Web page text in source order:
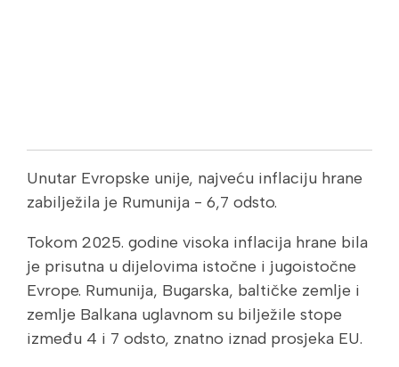
Unutar Evropske unije, najveću inflaciju hrane
zabilježila je Rumunija - 6,7 odsto.
Tokom 2025. godine visoka inflacija hrane bila
je prisutna u dijelovima istočne i jugoistočne
Evrope. Rumunija, Bugarska, baltičke zemlje i
zemlje Balkana uglavnom su bilježile stope
između 4 i 7 odsto, znatno iznad prosjeka EU.